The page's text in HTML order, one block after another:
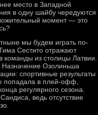
место в Западной
в одну шайбу чередуются
момент — это
мы будем играть по-
Сестито отражают
из столицы Латвии.
Назначение Озолиньша
спортивные результаты
попадала в плей-офф,
регулярного сезона.
ведь отсутствие